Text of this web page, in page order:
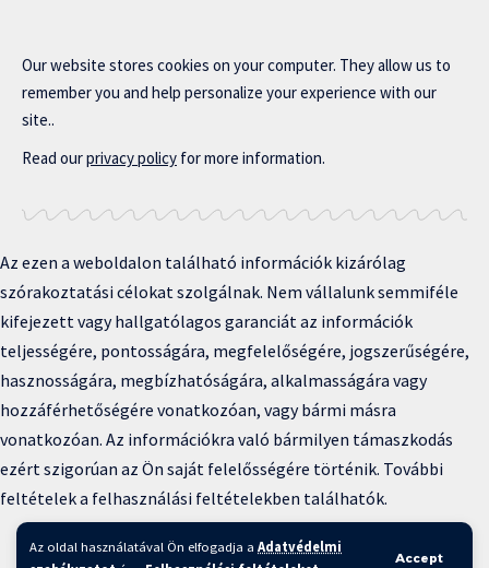
Az oldal használatával Ön elfogadja a Adatvédelmi
Accept
Our website stores cookies on your computer. They allow us to
remember you and help personalize your experience with our
site..
Read ourprivacy policy for more information.
Az ezen a weboldalon található információk kizárólag
szórakoztatási célokat szolgálnak. Nem vállalunk semmiféle
kifejezett vagy hallgatólagos garanciát az információk
teljességére, pontosságára, megfelelőségére, jogszerűségére,
hasznosságára, megbízhatóságára, alkalmasságára vagy
hozzáférhetőségére vonatkozóan, vagy bármi másra
vonatkozóan. Az információkra való bármilyen támaszkodás
ezért szigorúan az Ön saját felelősségére történik. További
feltételek a felhasználási feltételekben találhatók.
Copyright © 2025 BFKH.hu